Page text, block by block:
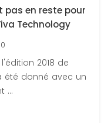
pas en reste pour
Technology
0
2018 de
été donné avec un
...